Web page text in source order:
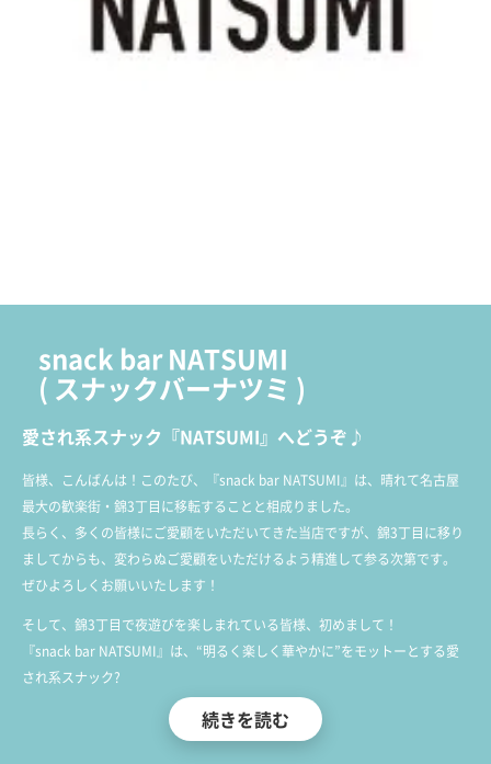
snack bar NATSUMI
( スナックバーナツミ )
愛され系スナック『NATSUMI』へどうぞ♪
皆様、こんばんは！このたび、『snack bar NATSUMI』は、晴れて名古屋
最大の歓楽街・錦3丁目に移転することと相成りました。
長らく、多くの皆様にご愛顧をいただいてきた当店ですが、錦3丁目に移り
ましてからも、変わらぬご愛顧をいただけるよう精進して参る次第です。
ぜひよろしくお願いいたします！
そして、錦3丁目で夜遊びを楽しまれている皆様、初めまして！
『snack bar NATSUMI』は、“明るく楽しく華やかに”をモットーとする愛
され系スナック?
落ち着きのあるシックな色調でまとめた店内には、オシャレ系女子が大集
合。皆様の一夜を明るく楽しく華やかに盛り上げます！
続きを読む